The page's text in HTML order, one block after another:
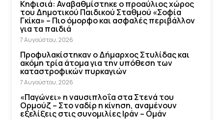
Κηφισιά: Αναβαθμίστηκε ο προαύλιος χώρος
του Δημοτικού Παιδικού Σταθμού «Σοφία
Γκίκα» – Πιο όμορφο και ασφαλές περιβάλλον
για τα παιδιά
7 Αυγούστου, 2026
Προφυλακίστηκαν ο Δήμαρχος Στυλίδας και
ακόμη τρία άτομα για την υπόθεση των
καταστροφικών πυρκαγιών
7 Αυγούστου, 2026
«Παγώνει» η ναυσιπλοΐα στα Στενά του
Ορμούζ – Στο ναδίρ η κίνηση, αναμένουν
εξελίξεις στις συνομιλίες Ιράν – Ομάν